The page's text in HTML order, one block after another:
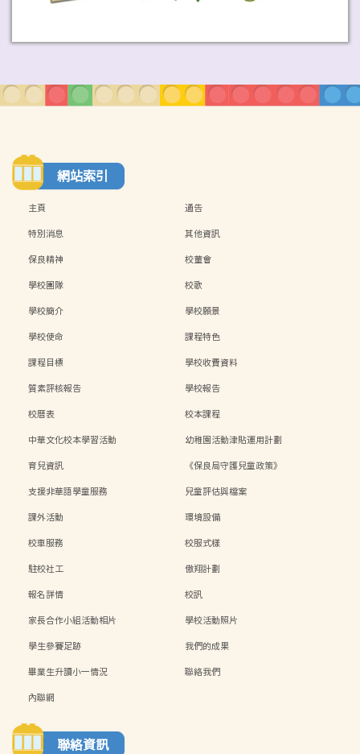
網站索引
主頁
通告
特別消息
其他資訊
保良精神
校董會
學校團隊
校歌
學校簡介
學校願景
學校使命
課程特色
課程目標
學校收費資料
質素評核報告
學校報告
校曆表
校本課程
中華文化校本學習活動
幼稚園活動津貼運用計劃
育兒資訊
《保良局守護兒童政策》
支援非華語學童服務
兒童評估與檔案
課外活動
環境設備
校車服務
校服式樣
駐校社工
傲翔計劃
報名詳情
校訊
家長合作小組活動相片
學校活動照片
學生參賽足跡
我們的成果
畢業生升讀小一情況
聯絡我們
內聯網
聯絡資訊